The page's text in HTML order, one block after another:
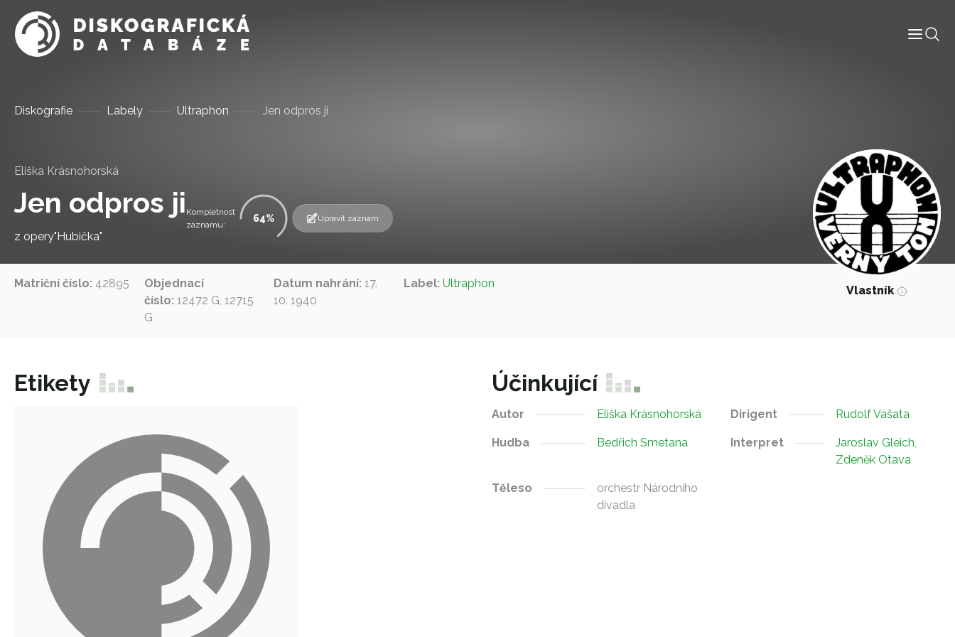
Slovník pojmů
Diskografie Labely Ultraphon Jen odpros ji
Eliška Krásnohorská
Jen odpros ji
z opery"Hubička"
Kompletnost
záznamu:
64 Upravit záznam
Vlastník
Matriční číslo: 42895
Objednací
číslo: 12472 G, 12715
G
Datum nahrání:17.
10. 1940
Label: Ultraphon
Etikety Účinkující
Autor Eliška Krásnohorská Dirigent Rudolf Vašata
Hudba Bedřich Smetana Interpret Jaroslav Gleich,
Zdeněk Otava
Těleso
orchestr Národního
divadla